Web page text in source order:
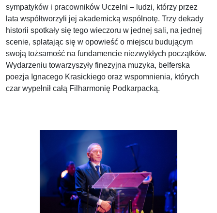
sympatyków i pracowników Uczelni – ludzi, którzy przez
lata współtworzyli jej akademicką wspólnotę. Trzy dekady
historii spotkały się tego wieczoru w jednej sali, na jednej
scenie, splatając się w opowieść o miejscu budującym
swoją tożsamość na fundamencie niezwykłych początków.
Wydarzeniu towarzyszyły finezyjna muzyka, belferska
poezja Ignacego Krasickiego oraz wspomnienia, których
czar wypełnił całą Filharmonię Podkarpacką.